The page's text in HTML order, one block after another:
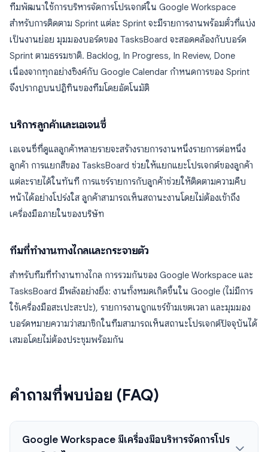
ทีมพัฒนาใช้การบริหารจัดการโปรเจกต์ใน Google Workspace
สำหรับการติดตาม Sprint แต่ละ Sprint จะมีรายการงานพร้อมตั๋วที่แบ่ง
เป็นงานย่อย มุมมองบอร์ดของ TasksBoard จะสอดคล้องกับบอร์ด
Sprint ตามธรรมชาติ. Backlog, In Progress, In Review, Done
เนื่องจากทุกอย่างซิงค์กับ Google Calendar กำหนดการของ Sprint
จึงปรากฏบนปฏิทินของทีมโดยอัตโนมัติ
บริการลูกค้าและเอเจนซี่
เอเจนซี่ที่ดูแลลูกค้าหลายรายจะสร้างรายการงานหนึ่งรายการต่อหนึ่ง
ลูกค้า การแยกสีของ TasksBoard ช่วยให้แยกแยะโปรเจกต์ของลูกค้า
แต่ละรายได้ในทันที การแชร์รายการกับลูกค้าช่วยให้ติดตามความคืบ
หน้าได้อย่างโปร่งใส ลูกค้าสามารถเห็นสถานะงานโดยไม่ต้องเข้าถึง
เครื่องมือภายในของบริษัท
ทีมที่ทำงานทางไกลและกระจายตัว
สำหรับทีมที่ทำงานทางไกล การรวมกันของ Google Workspace และ
TasksBoard มีพลังอย่างยิ่ง: งานทั้งหมดเกิดขึ้นใน Google (ไม่มีการ
ใช้เครื่องมือสะเปะสะปะ), รายการงานถูกแชร์ข้ามเขตเวลา และมุมมอง
บอร์ดหมายความว่าสมาชิกในทีมสามารถเห็นสถานะโปรเจกต์ปัจจุบันได้
เสมอโดยไม่ต้องประชุมพร้อมกัน
คำถามที่พบบ่อย (FAQ)
Google Workspace มีเครื่องมือบริหารจัดการโปร